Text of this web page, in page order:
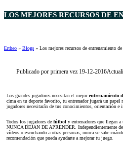
LOS MEJORES RECURSOS DE
Ertheo » Blogs » Los mejores recursos de entrenamiento
Publicado por primera vez 19-12-2016
Los grandes jugadores necesitan el mejorentrenamiento
cima en tu deporte favorito, tu entrenador jugará un
jugadores necesitarán de tus conocimientos, orientación e
Todos los jugadores de fútbol y entrenadores que llegan
NUNCA DEJAN DE APRENDER. Independientemente
vídeos o escuchando a otras personas, nunca se sabe
recomendación que pueda ayudarte a mejorar tu juego.